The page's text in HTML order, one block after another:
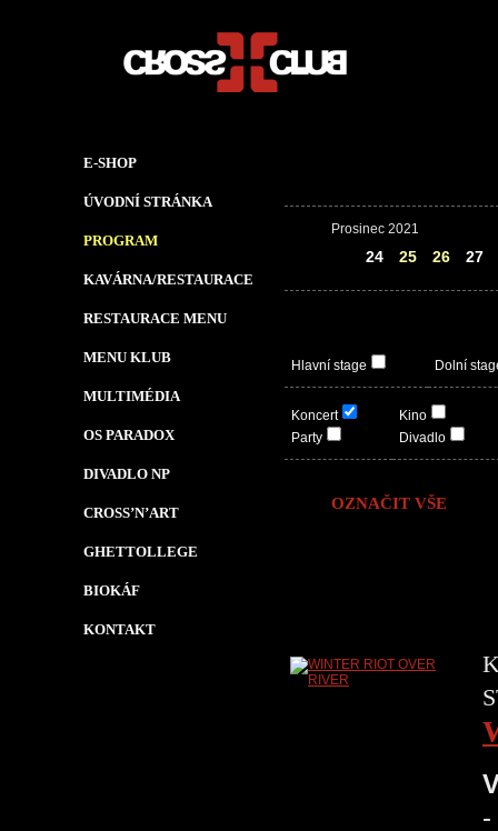
E-SHOP
ÚVODNÍ STRÁNKA
PROGRAM
KAVÁRNA/RESTAURACE
RESTAURACE MENU
MENU KLUB
MULTIMÉDIA
OS PARADOX
DIVADLO NP
CROSS’N’ART
GHETTOLLEGE
BIOKÁF
KONTAKT
Prosinec 2021
24 25 26 27
Hlavní stage Dolní
Koncert
Party
Kino
Divadlo
OZNAČIT VŠE
-